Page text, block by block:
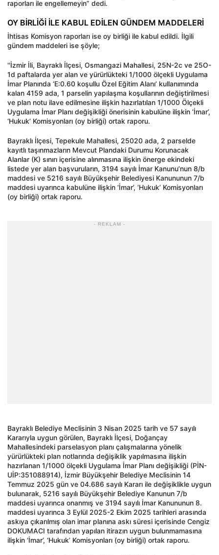
raporları ile engellemeyin” dedi.
OY BİRLİĞİ İLE KABUL EDİLEN GÜNDEM MADDELERİ
İhtisas Komisyon raporları ise oy birliği ile kabul edildi. İlgili
gündem maddeleri ise şöyle;
''İzmir İli, Bayraklı İlçesi, Osmangazi Mahallesi, 25N-2c ve 25O-
1d paftalarda yer alan ve yürürlükteki 1/1000 ölçekli Uygulama
İmar Planında ‘E:0.60 koşullu Özel Eğitim Alanı’ kullanımında
kalan 4159 ada, 1 parselin yapılaşma koşullarının değiştirilmesi
ve plan notu ilave edilmesine ilişkin hazırlatılan 1/1000 Ölçekli
Uygulama İmar Planı değişikliği önerisinin kabulüne ilişkin ‘İmar’,
‘Hukuk’ Komisyonları (oy birliği) ortak raporu.
Bayraklı İlçesi, Tepekule Mahallesi, 25020 ada, 2 parselde
kayıtlı taşınmazların Mevcut Plandaki Durumu Korunacak
Alanlar (K) sınırı içerisine alınmasına ilişkin önerge ekindeki
listede yer alan başvuruların, 3194 sayılı İmar Kanunu’nun 8/b
maddesi ve 5216 sayılı Büyükşehir Belediyesi Kanununun 7/b
maddesi uyarınca kabulüne ilişkin ‘İmar’, ‘Hukuk’ Komisyonları
(oy birliği) ortak raporu.
- REKLAM -
Bayraklı Belediye Meclisinin 3 Nisan 2025 tarih ve 57 sayılı
Kararıyla uygun görülen, Bayraklı İlçesi, Doğançay
Mahallesindeki parselasyon planı çalışmalarına yönelik
yürürlükteki plan notlarında değişiklik yapılmasına ilişkin
hazırlanan 1/1000 ölçekli Uygulama İmar Planı değişikliği (PİN-
UİP:351088914), İzmir Büyükşehir Belediye Meclisinin 14
Temmuz 2025 gün ve 04.686 sayılı Kararı ile değişiklikle uygun
bulunarak, 5216 sayılı Büyükşehir Belediye Kanunun 7/b
maddesi uyarınca onanmış ve 3194 sayılı İmar Kanununun 8.
maddesi uyarınca 3 Eylül 2025-2 Ekim 2025 tarihleri arasında
askıya çıkarılmış olan imar planına askı süresi içerisinde Cengiz
DOKUMACI tarafından yapılan itirazın uygun bulunmamasına
ilişkin ‘İmar’, ‘Hukuk’ Komisyonları (oy birliği) ortak raporu.